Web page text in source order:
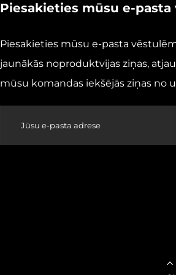
Piesakieties mūsu e-pasta
Piesakieties mūsu e-pasta
jaunākās noproduktvijas ziņas,
mūsu komandas iekšējās ziņas no